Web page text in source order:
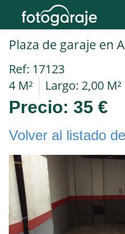
Ref: 17123
4 M²
Largo: 2,00 M²
Precio: 35 €
Volver al listado